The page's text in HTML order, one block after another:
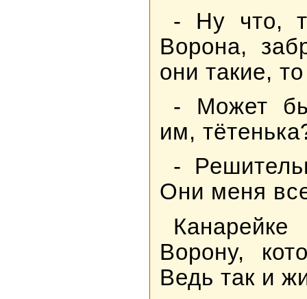
- Ну что,
Ворона,
они такие,
- Может
им,
-
Они меня
Ворону,
Ведь так и